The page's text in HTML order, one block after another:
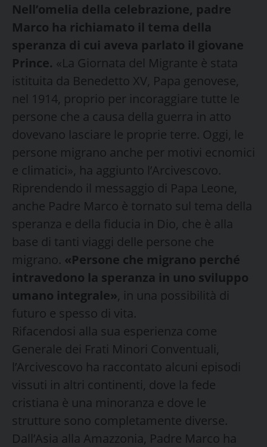
Nell’omelia della celebrazione, padre
Marco ha richiamato il tema della
speranza di cui aveva parlato il giovane
Prince. «La Giornata del Migrante è stata
istituita da Benedetto XV, Papa genovese,
nel 1914, proprio per incoraggiare tutte le
persone che a causa della guerra in atto
dovevano lasciare le proprie terre. Oggi, le
persone migrano anche per motivi ecnomici
e climatici», ha aggiunto l’Arcivescovo.
Riprendendo il messaggio di Papa Leone,
anche Padre Marco è tornato sul tema della
speranza e della fiducia in Dio, che è alla
base di tanti viaggi delle persone che
migrano. «Persone che migrano perché
intravedono la speranza in uno sviluppo
umano integrale», in una possibilità di
futuro e spesso di vita.
Rifacendosi alla sua esperienza come
Generale dei Frati Minori Conventuali,
l’Arcivescovo ha raccontato alcuni episodi
vissuti in altri continenti, dove la fede
cristiana è una minoranza e dove le
strutture sono completamente diverse.
Dall’Asia alla Amazzonia, Padre Marco ha